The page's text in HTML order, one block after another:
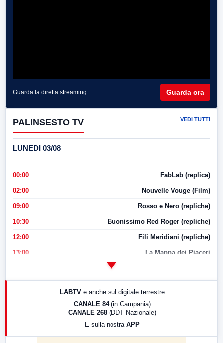
Guarda la diretta streaming Guarda ora
PALINSESTO TV VEDI TUTTI
LUNEDI 03/08
00:00 FabLab (replica)
02:00 Nouvelle Vouge (Film)
09:00 Rosso e Nero (repliche)
10:30 Buonissimo Red Roger (repliche)
12:00 Fili Meridiani (repliche)
13:00 La Mappa dei Piaceri
LABTV e anche sul digitale terrestre
CANALE 84 (in Campania)
CANALE 268 (DDT Nazionale)
E sulla nostra APP